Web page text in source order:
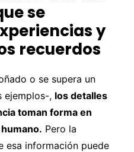
se
y
recuerdos
o se supera un
ejemplos-, los detalles
toman forma en
Pero la
esa información puede